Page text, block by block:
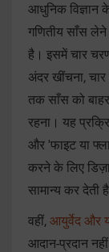
आधुनिक विज्ञान
गणितीय साँस लेने
है। इसमें चार
अंदर खींचना,
तक साँस को
रहना। यह
और 'फाइट या
करने के लिए
सामान्य कर देती
वहीं, आयुर्वेद और
आदान-प्रदान